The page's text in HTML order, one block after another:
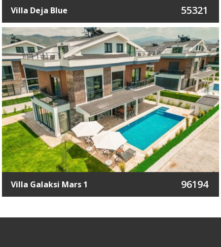
Villa Deja Blue 55321
Villa Galaksi Mars 1 96194